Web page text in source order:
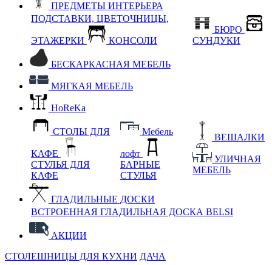
ПРЕДМЕТЫ ИНТЕРЬЕРА
ПОДСТАВКИ, ЦВЕТОЧНИЦЫ,
ЭТАЖЕРКИ КОНСОЛИ
БЮРО
СУНДУКИ
БЕСКАРКАСНАЯ МЕБЕЛЬ
МЯГКАЯ МЕБЕЛЬ
HoReKa
СТОЛЫ ДЛЯ
КАФЕ
СТУЛЬЯ ДЛЯ
КАФЕ
Мебель
лофт
БАРНЫЕ
СТУЛЬЯ
ВЕШАЛКИ
УЛИЧНАЯ
МЕБЕЛЬ
ГЛАДИЛЬНЫЕ ДОСКИ
ВСТРОЕННАЯ ГЛАДИЛЬНАЯ ДОСКА BELSI
АКЦИИ
СТОЛЕШНИЦЫ ДЛЯ КУХНИ ДАЧА